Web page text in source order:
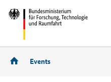
Events